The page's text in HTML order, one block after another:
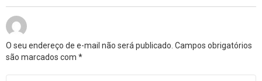
O seu endereço de e-mail não será publicado. Campos obrigatórios
são marcados com *